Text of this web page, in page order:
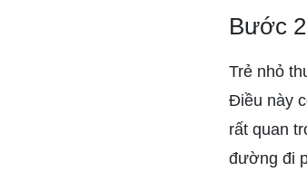
Bước
Trẻ nhỏ
Điều này
rất quan
đường đi